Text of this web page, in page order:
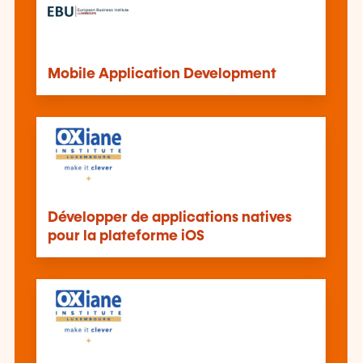
Mobile Application Development
Développer de applications natives
pour la plateforme iOS